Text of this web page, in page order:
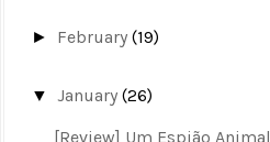
► February(19)
▼January(26)
[Review] Um Espião Animal